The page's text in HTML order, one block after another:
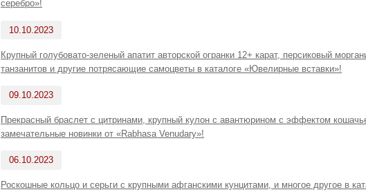
серебро»!
10.10.2023
Крупный голубовато-зеленый апатит авторской огранки 12+ карат, персиковый
танзанитов и другие потрясающие самоцветы в каталоге «Ювелирные вставки»!
09.10.2023
Прекрасный браслет с цитринами, крупный кулон с авантюрином с эффектом
замечательные новинки от «Rabhasa Venudary»!
06.10.2023
Роскошные кольцо и серьги с крупными афганскими кунцитами, и многое другое в